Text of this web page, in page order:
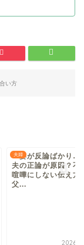
い方
夫婦
「妻が反論ばかり…
夫の正論が原因？不
喧嘩にしない伝え方
父...
2026-